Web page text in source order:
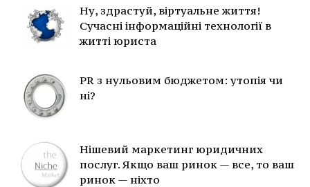
Ну, здрастуй, віртуальне життя!
Сучасні інформаційні технології в
житті юриста
PR з нульовим бюджетом: утопія чи
ні?
Нішевий маркетинг юридичних
послуг. Якщо ваш ринок — все, то ваш
ринок — ніхто